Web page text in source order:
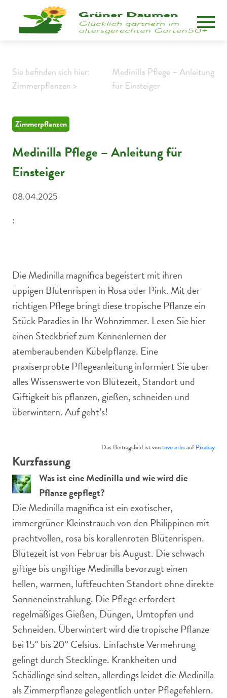
Sie befinden sich hier:
Zimmerpflanzen >
Medinilla Pflege – Anleitung
für Einsteiger
Zimmerpflanzen
Medinilla Pflege – Anleitung für
Einsteiger
08.04.2025
:
Die Medinilla magnifica begeistert mit ihren
üppigen Blütenrispen in Rosa oder Pink. Mit der
richtigen Pflege bringt diese tropische Pflanze ein
Stück Paradies in Ihr Wohnzimmer. Lesen Sie hier
einen Steckbrief zum Kennenlernen der
atemberaubenden Kübelpflanze. Eine
praxiserprobte Pflegeanleitung informiert Sie über
alles Wissenswerte von Blütezeit, Standort und
Giftigkeit bis pflanzen, gießen, schneiden und
überwintern. Auf geht’s!
Das Beitragsbild ist vontove erbs aufPixabay
Kurzfassung
Was ist eine Medinilla und wie wird die
Pflanze gepflegt?
Die Medinilla magnifica ist ein exotischer,
immergrüner Kleinstrauch von den Philippinen mit
prachtvollen, rosa bis korallenroten Blütenrispen.
Blütezeit ist von Februar bis August. Die schwach
giftige bis ungiftige Medinilla bevorzugt einen
hellen, warmen, luftfeuchten Standort ohne direkte
Sonneneinstrahlung. Die Pflege erfordert
regelmäßiges Gießen, Düngen, Umtopfen und
Schneiden. Überwintert wird die tropische Pflanze
bei 15° bis 20° Celsius. Einfachste Vermehrung
gelingt durch Stecklinge. Krankheiten und
Schädlinge sind selten, allerdings leidet die Medinilla
als Zimmerpflanze gelegentlich unter Pflegefehlern.